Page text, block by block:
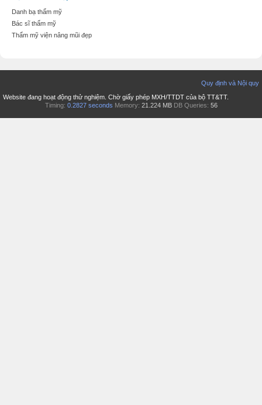
Danh bạ thẩm mỹ
Bác sĩ thẩm mỹ
Thẩm mỹ viện nâng mũi đẹp
Quy định và Nội quy
Website đang hoạt động thử nghiệm. Chờ giấy phép MXH/TTDT của bộ TT&TT.
Timing: 0.2827 seconds Memory: 21.224 MB DB Queries: 56